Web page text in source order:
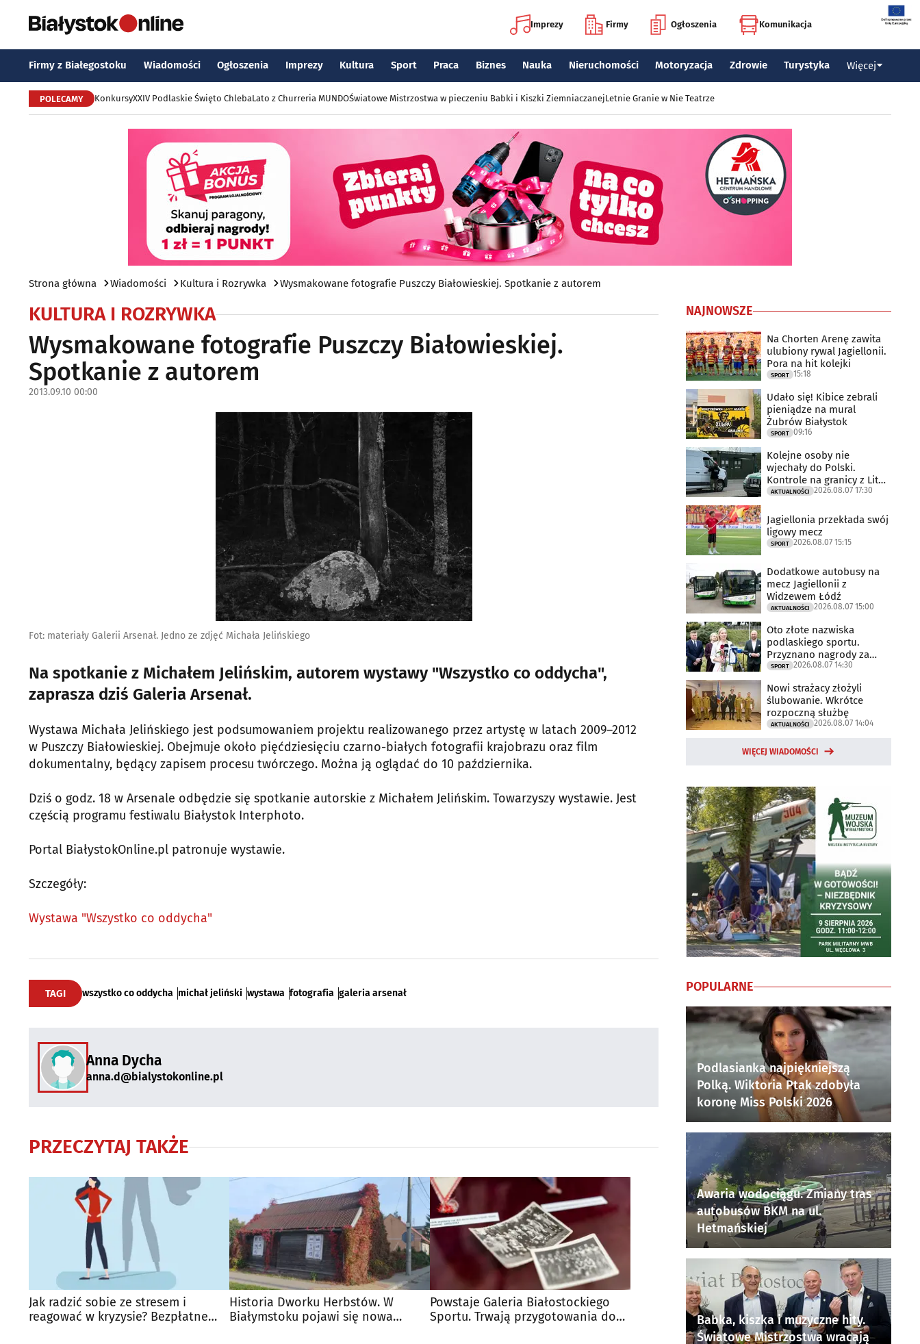
Imprezy Firmy Ogłoszenia Komunikacja
Firmy z Białegostoku Wiadomości Ogłoszenia Imprezy Kultura Sport Praca Biznes Nauka Nieruchomości Motoryzacja Zdrowie Turystyka Więcej
POLECAMY KonkursyXXIV Podlaskie Święto ChlebaLato z Churreria MUNDOŚwiatowe Mistrzostwa w pieczeniu Babki i Kiszki ZiemniaczanejLetnie Granie w Nie Teatrze
Strona główna Wiadomości Kultura i Rozrywka Wysmakowane fotografie Puszczy Białowieskiej. Spotkanie z autorem
KULTURA I ROZRYWKA
Wysmakowane fotografie Puszczy Białowieskiej.
Spotkanie z autorem
2013.09.10 00:00
Fot: materiały Galerii Arsenał. Jedno ze zdjęć Michała Jelińskiego
Na spotkanie z Michałem Jelińskim, autorem wystawy "Wszystko co oddycha",
zaprasza dziś Galeria Arsenał.
Wystawa Michała Jelińskiego jest podsumowaniem projektu realizowanego przez artystę w latach 2009–2012
w Puszczy Białowieskiej. Obejmuje około pięćdziesięciu czarno-białych fotografii krajobrazu oraz film
dokumentalny, będący zapisem procesu twórczego. Można ją oglądać do 10 października.
Dziś o godz. 18 w Arsenale odbędzie się spotkanie autorskie z Michałem Jelińskim. Towarzyszy wystawie. Jest
częścią programu festiwalu Białystok Interphoto.
Portal BiałystokOnline.pl patronuje wystawie.
Szczegóły:
Wystawa "Wszystko co oddycha"
TAGI wszystko co oddycha michał jeliński wystawa fotografia galeria arsenał
Anna Dycha
anna.d@bialystokonline.pl
PRZECZYTAJ TAKŻE
Jak radzić sobie ze stresem i
reagować w kryzysie? Bezpłatne
Historia Dworku Herbstów. W
Białymstoku pojawi się nowa
Powstaje Galeria Białostockiego
Sportu. Trwają przygotowania do
NAJNOWSZE
Na Chorten Arenę zawita
ulubiony rywal Jagiellonii.
Pora na hit kolejki
SPORT 15:18
Udało się! Kibice zebrali
pieniądze na mural
Żubrów Białystok
SPORT 09:16
Kolejne osoby nie
wjechały do Polski.
Kontrole na granicy z Litwą
trwają
AKTUALNOŚCI 2026.08.07 17:30
Jagiellonia przekłada swój
ligowy mecz
SPORT 2026.08.07 15:15
Dodatkowe autobusy na
mecz Jagiellonii z
Widzewem Łódź
AKTUALNOŚCI 2026.08.07 15:00
Oto złote nazwiska
podlaskiego sportu.
Przyznano nagrody za
2025 rok
SPORT 2026.08.07 14:30
Nowi strażacy złożyli
ślubowanie. Wkrótce
rozpoczną służbę
AKTUALNOŚCI 2026.08.07 14:04
WIĘCEJ WIADOMOŚCI
POPULARNE
Podlasianka najpiękniejszą
Polką. Wiktoria Ptak zdobyła
koronę Miss Polski 2026
Awaria wodociągu. Zmiany tras
autobusów BKM na ul.
Hetmańskiej
Babka, kiszka i muzyczne hity.
Światowe Mistrzostwa wracają